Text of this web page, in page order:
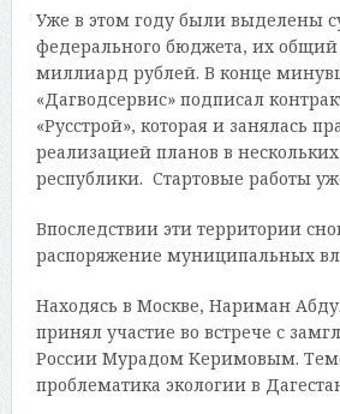
Уже в этом году были выделены
федерального бюджета, их
миллиард рублей. В конце
«Дагводсервис» подписал
«Русстрой», которая и занялась
реализацией планов в
республики. Стартовые работы
Впоследствии эти территории
распоряжение муниципальных
Находясь в Москве, Нариман
принял участие во встрече с
России Мурадом Керимовым.
проблематика экологии в